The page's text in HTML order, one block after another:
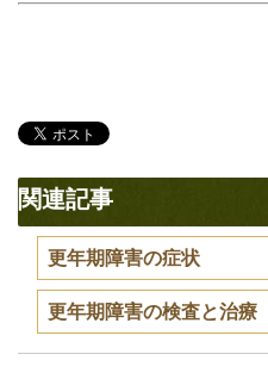
関連記事
更年期障害の症状
更年期障害の検査と治療